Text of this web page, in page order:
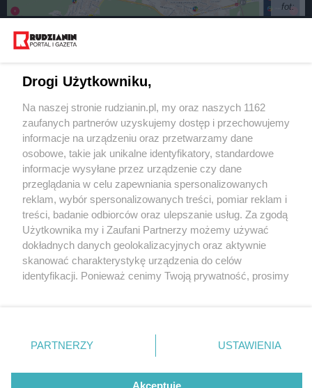
fot:
rozumieją Strefy 30 w Rudzie Śląskiej
2 / 2
Krajowa mapa zagrozen
bezpieczenstwa
Wróć do artykułu:
12 mandatów w dwie godziny. Kierowcy nie
rozumieją Strefy 30 w Rudzie Śląskiej
Wydawca mediów
Nie zapomnij
zapoznać się z:
polityką prywatności regulamin korzystania z portali
Twojemiasto
Piekary Śląskie
Chorzów
Tarnowskie Góry
Gliwice
Skontakuj sięz nami
Kontakt
Wydawca
Redakcja
Drogi Użytkowniku,
Na naszej stronie rudzianin.pl, my oraz naszych 1162
zaufanych partnerów uzyskujemy dostęp i przechowujemy
informacje na urządzeniu oraz przetwarzamy dane
osobowe, takie jak unikalne identyfikatory, standardowe
informacje wysyłane przez urządzenie czy dane
przeglądania w celu zapewniania spersonalizowanych
reklam, wybór spersonalizowanych treści, pomiar reklam i
treści, badanie odbiorców oraz ulepszanie usług. Za zgodą
Użytkownika my i Zaufani Partnerzy możemy używać
dokładnych danych geolokalizacyjnych oraz aktywnie
skanować charakterystykę urządzenia do celów
identyfikacji. Ponieważ cenimy Twoją prywatność, prosimy
prywatności znajdujący się w lewym dolnym rogu strony
. Niektóre rodzaje przetwarzania danych nie wymagają
zgody użytkownika, ale masz prawo sprzeciwić się
takiemu przetwarzaniu. Preferencje będą miały
PARTNERZY USTAWIENIA
Akceptuję